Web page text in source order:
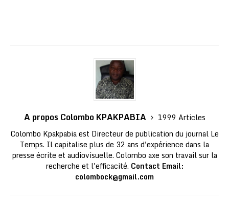
A propos Colombo KPAKPABIA
1999 Articles
Colombo Kpakpabia est Directeur de publication du journal Le
Temps. Il capitalise plus de 32 ans d'expérience dans la
presse écrite et audiovisuelle. Colombo axe son travail sur la
recherche et l'efficacité. Contact Email:
colombock@gmail.com